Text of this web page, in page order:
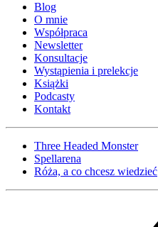
Blog
O mnie
Współpraca
Newsletter
Konsultacje
Wystąpienia i prelekcje
Książki
Podcasty
Kontakt
Three Headed Monster
Spellarena
Róża, a co chcesz wiedzieć